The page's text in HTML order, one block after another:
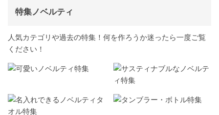
特集ノベルティ
人気カテゴリや過去の特集！何を作ろうか迷ったら一度ご覧
ください！